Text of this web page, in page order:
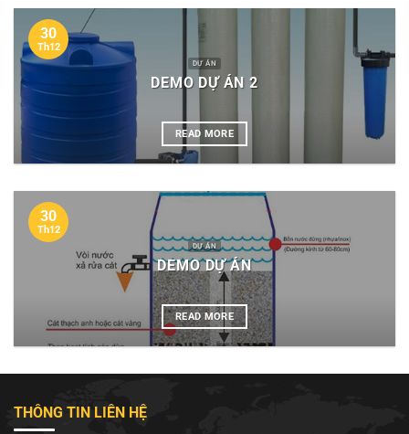
DỰ ÁN
DEMO DỰ ÁN 2
READ MORE
30
Th12
DỰ ÁN
DEMO DỰ ÁN
READ MORE
30
Th12
THÔNG TIN LIÊN HỆ